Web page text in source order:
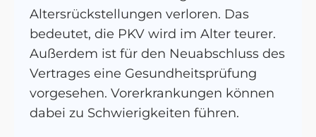
Altersrückstellungen verloren. Das
bedeutet, die PKV wird im Alter teurer.
Außerdem ist für den Neuabschluss des
Vertrages eine Gesundheitsprüfung
vorgesehen. Vorerkrankungen können
dabei zu Schwierigkeiten führen.